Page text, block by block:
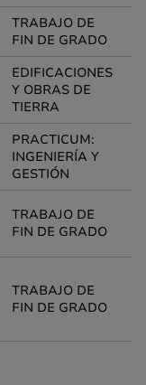
TRABAJO DE
FIN DE GRADO
EDIFICACIONES
Y OBRAS DE
TIERRA
PRACTICUM:
INGENIERÍA Y
GESTIÓN
TRABAJO DE
FIN DE GRADO
TRABAJO DE
FIN DE GRADO